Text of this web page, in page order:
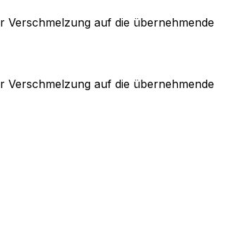
Verschmelzung auf die übernehmende
Verschmelzung auf die übernehmende